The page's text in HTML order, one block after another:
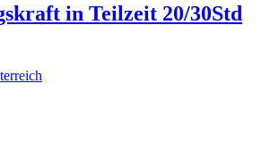
in Teilzeit 20/30Std